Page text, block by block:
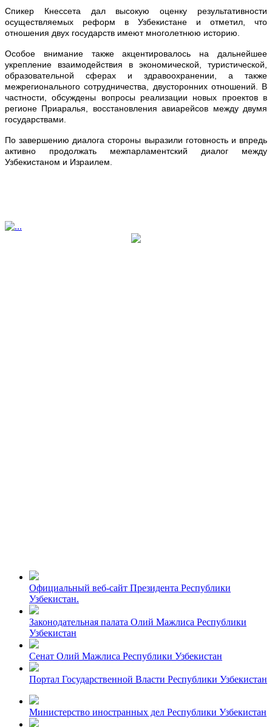
Спикер Кнессета дал высокую оценку результативности
осуществляемых реформ в Узбекистане и отметил, что
отношения двух государств имеют многолетнюю историю.
Особое внимание также акцентировалось на дальнейшее
укрепление взаимодействия в экономической, туристической,
образовательной сферах и здравоохранении, а также
межрегионального сотрудничества, двусторонних отношений. В
частности, обсуждены вопросы реализации новых проектов в
регионе Приаралья, восстановления авиарейсов между двумя
государствами.
По завершению диалога стороны выразили готовность и впредь
активно продолжать межпарламентский диалог между
Узбекистаном и Израилем.
Официальный веб-сайт Президента Республики
Узбекистан.
Законодательная палата Олий Мажлиса Республики
Узбекистан
Сенат Олий Мажлиса Республики Узбекистан
Портал Государственной Власти Республики Узбекистан
Министерство иностранных дел Республики Узбекистан